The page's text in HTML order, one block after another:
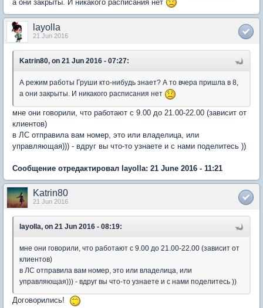
а они закрыты. И никакого расписания нет
layolla
21 Jun 2016
Katrin80, on 21 Jun 2016 - 07:27:
А режим работы Груши кто-нибудь знает? А то вчера пришла в 8,
а они закрыты. И никакого расписания нет
мне они говорили, что работают с 9.00 до 21.00-22.00 (зависит от
клиентов)
в ЛС отправила вам номер, это или владелица, или
управляющая))) - вдруг вы что-то узнаете и с нами поделитесь ))
Сообщение отредактировал layolla: 21 June 2016 - 11:21
Katrin80
21 Jun 2016
layolla, on 21 Jun 2016 - 08:19:
мне они говорили, что работают с 9.00 до 21.00-22.00 (зависит от
клиентов)
в ЛС отправила вам номер, это или владелица, или
управляющая))) - вдруг вы что-то узнаете и с нами поделитесь ))
Договорились!